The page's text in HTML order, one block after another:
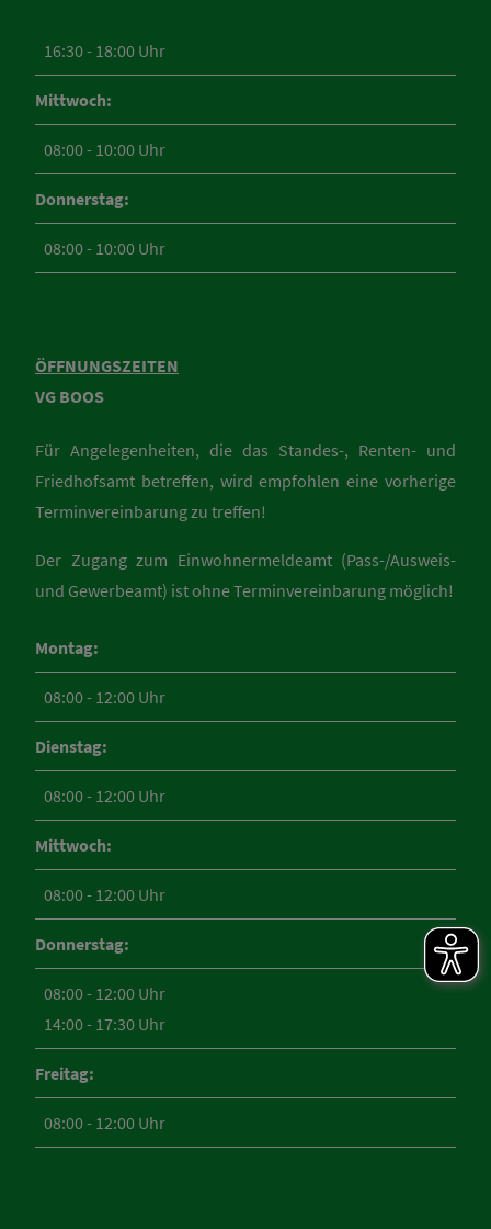
16:30 - 18:00 Uhr
Mittwoch:
08:00 - 10:00 Uhr
Donnerstag:
08:00 - 10:00 Uhr
ÖFFNUNGSZEITEN
VG BOOS
Für Angelegenheiten, die das Standes-, Renten- und
Friedhofsamt betreffen, wird empfohlen eine vorherige
Terminvereinbarung zu treffen!
Der Zugang zum Einwohnermeldeamt (Pass-/Ausweis-
und Gewerbeamt) ist ohne Terminvereinbarung möglich!
Montag:
08:00 - 12:00 Uhr
Dienstag:
08:00 - 12:00 Uhr
Mittwoch:
08:00 - 12:00 Uhr
Donnerstag:
08:00 - 12:00 Uhr
14:00 - 17:30 Uhr
Freitag:
08:00 - 12:00 Uhr